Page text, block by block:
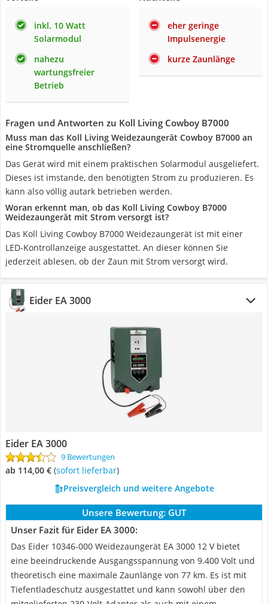
inkl. 10 Watt
Solarmodul
nahezu
wartungsfreier
Betrieb
eher geringe
Impulsenergie
kurze Zaunlänge
Fragen und Antworten zu Koll Living Cowboy B7000
Muss man das Koll Living Weidezaungerät Cowboy B7000 an
eine Stromquelle anschließen?
Das Gerät wird mit einem praktischen Solarmodul ausgeliefert.
Dieses ist imstande, den benötigten Strom zu produzieren. Es
kann also völlig autark betrieben werden.
Woran erkennt man, ob das Koll Living Cowboy B7000
Weidezaungerät mit Strom versorgt ist?
Das Koll Living Cowboy B7000 Weidezaungerät ist mit einer
LED-Kontrollanzeige ausgestattet. An dieser können Sie
jederzeit ablesen, ob der Zaun mit Strom versorgt wird.
Eider EA 3000
Eider EA 3000
9 Bewertungen
ab 114,00 € ( Sofort lieferbar)
Preisvergleich und weitere Angebote
Unsere Bewertung: GUT
Unser Fazit für Eider EA 3000:
Das Eider 10346-000 Weidezaungerät EA 3000 12 V bietet
eine beeindruckende Ausgangsspannung von 9.400 Volt und
theoretisch eine maximale Zaunlänge von 77 km. Es ist mit
Tiefentladeschutz ausgestattet und kann sowohl über den